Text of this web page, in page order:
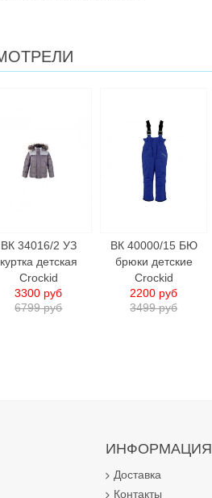
ВК 34016/2 УЗ
куртка детская
Crockid
6799 руб
3300 руб
ВК 40000/15 БЮ
брюки детские
Сrockid
3499 руб
2200 руб
ИНФОРМАЦИЯ
Доставка
Контакты